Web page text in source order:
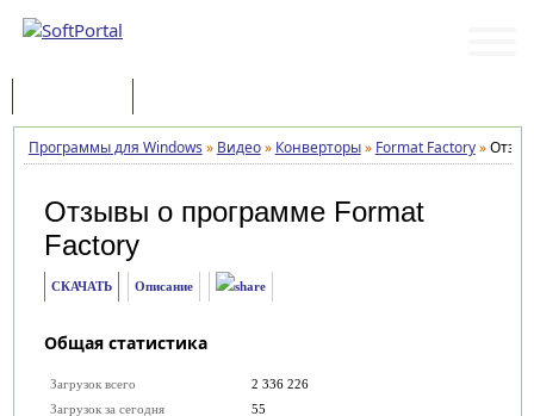
Программы для Windows » Видео» Конверторы» Format Factory»
Отзывы о программе Format
Factory
СКАЧАТЬ Описание
Общая статистика
Загрузок всего
2 336 226
Загрузок за сегодня
55